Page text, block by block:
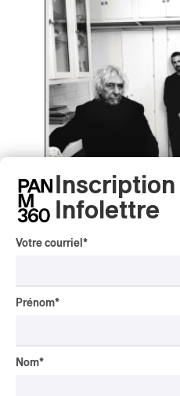
Inscription
Infolettre
Votre courriel *
Prénom*
Nom*